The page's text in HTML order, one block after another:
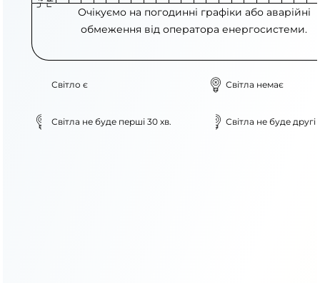
Очікуємо на погодинні графіки або аварійні
обмеження від оператора енергосистеми.
Світло є Світла немає
Світла не буде перші 30 хв. Світла не буде другі